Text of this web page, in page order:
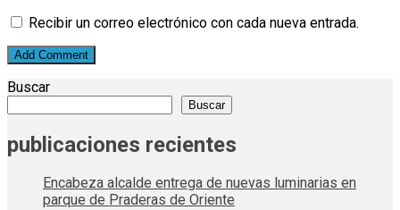
Recibir un correo electrónico con cada nueva entrada.
Buscar
Buscar
publicaciones recientes
Encabeza alcalde entrega de nuevas luminarias en
parque de Praderas de Oriente